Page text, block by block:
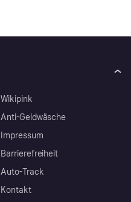
Wikipink
Anti-Geldwäsche
Impressum
Barrierefreiheit
Auto-Track
Kontakt